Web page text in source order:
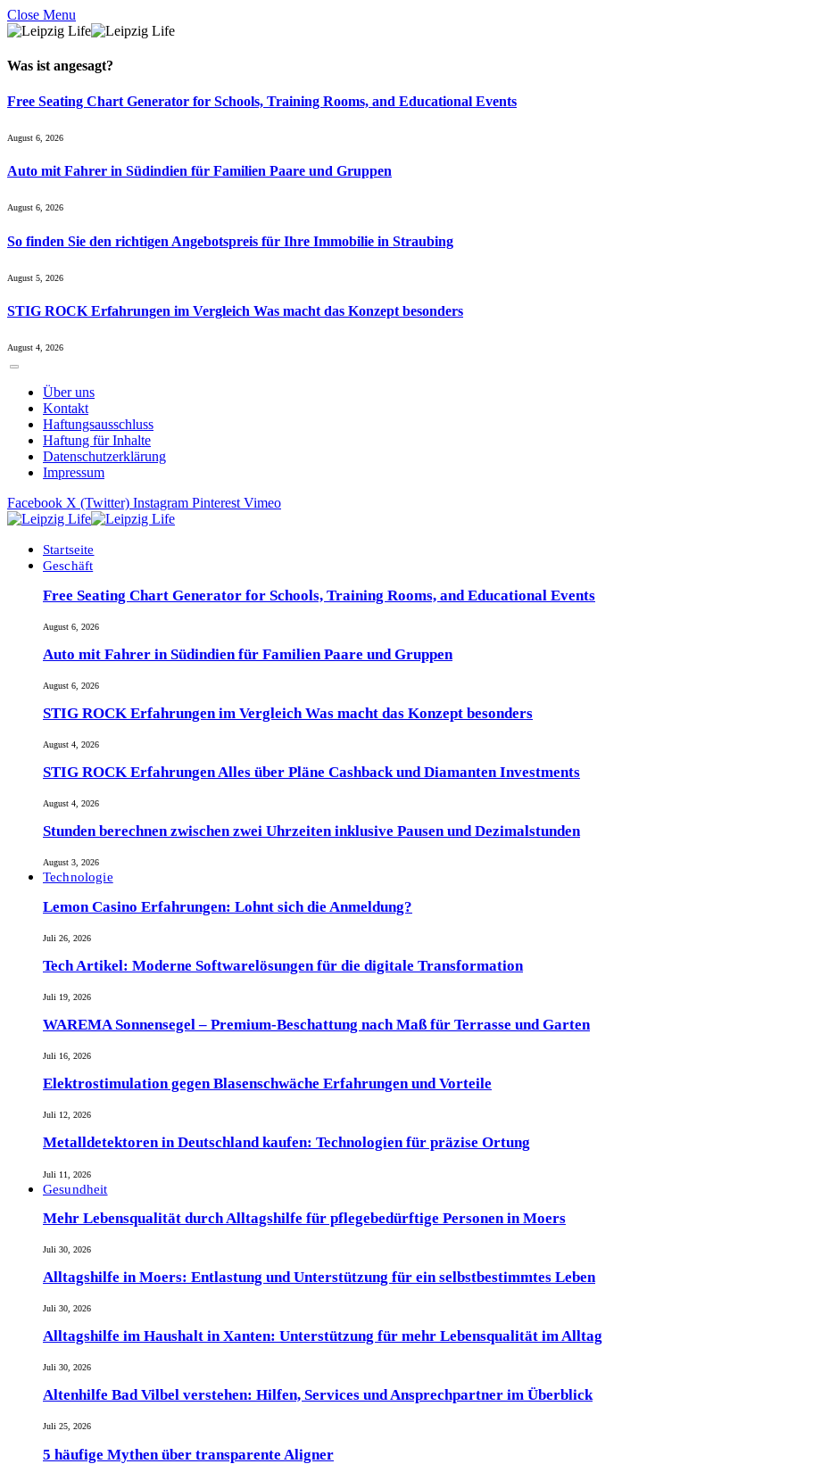
Close Menu
Was ist angesagt?
Free Seating Chart Generator for Schools, Training Rooms, and Educational Events
August 6, 2026
Auto mit Fahrer in Südindien für Familien Paare und Gruppen
August 6, 2026
So finden Sie den richtigen Angebotspreis für Ihre Immobilie in Straubing
August 5, 2026
STIG ROCK Erfahrungen im Vergleich Was macht das Konzept besonders
August 4, 2026
Über uns
Kontakt
Haftungsausschluss
Haftung für Inhalte
Datenschutzerklärung
Impressum
Facebook X (Twitter) Instagram Pinterest Vimeo
Startseite
Geschäft
Free Seating Chart Generator for Schools, Training Rooms, and Educational Events
August 6, 2026
Auto mit Fahrer in Südindien für Familien Paare und Gruppen
August 6, 2026
STIG ROCK Erfahrungen im Vergleich Was macht das Konzept besonders
August 4, 2026
STIG ROCK Erfahrungen Alles über Pläne Cashback und Diamanten Investments
August 4, 2026
Stunden berechnen zwischen zwei Uhrzeiten inklusive Pausen und Dezimalstunden
August 3, 2026
Technologie
Lemon Casino Erfahrungen: Lohnt sich die Anmeldung?
Juli 26, 2026
Tech Artikel: Moderne Softwarelösungen für die digitale Transformation
Juli 19, 2026
WAREMA Sonnensegel – Premium-Beschattung nach Maß für Terrasse und Garten
Juli 16, 2026
Elektrostimulation gegen Blasenschwäche Erfahrungen und Vorteile
Juli 12, 2026
Metalldetektoren in Deutschland kaufen: Technologien für präzise Ortung
Juli 11, 2026
Gesundheit
Mehr Lebensqualität durch Alltagshilfe für pflegebedürftige Personen in Moers
Juli 30, 2026
Alltagshilfe in Moers: Entlastung und Unterstützung für ein selbstbestimmtes Leben
Juli 30, 2026
Alltagshilfe im Haushalt in Xanten: Unterstützung für mehr Lebensqualität im Alltag
Juli 30, 2026
Altenhilfe Bad Vilbel verstehen: Hilfen, Services und Ansprechpartner im Überblick
Juli 25, 2026
5 häufige Mythen über transparente Aligner